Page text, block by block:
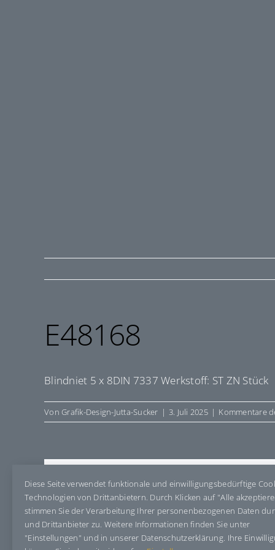
E48168
Blindniet 5 x 8DIN 7337 Werkstoff: ST ZN Stück
VonGrafik-Design-Jutta-Sucker | 3. Juli 2025 | Kommentare
Share This Story, Choose Your
Diese Seite verwendet funktionale und einwilligungsbedürftige
Technologien von Drittanbietern. Durch Klicken auf "Alle
stimmen Sie der Verarbeitung Ihrer personenbezogenen Daten
und Drittanbieter zu. Weitere Informationen finden Sie unter
"Einstellungen" und in unserer Datenschutzerklärung. Ihre